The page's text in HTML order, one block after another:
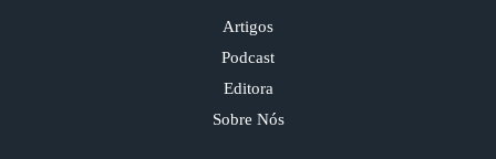
Artigos
Podcast
Editora
Sobre Nós